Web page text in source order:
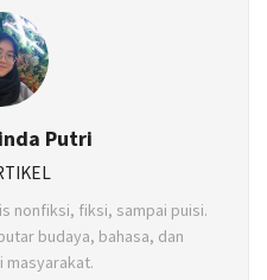
Putri
nonfiksi, fiksi, sampai puisi.
budaya, bahasa, dan
masyarakat.